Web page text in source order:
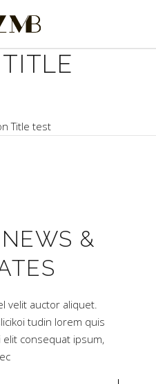
Title test
&
velit auctor aliquet.
tudin lorem quis
consequat ipsum,